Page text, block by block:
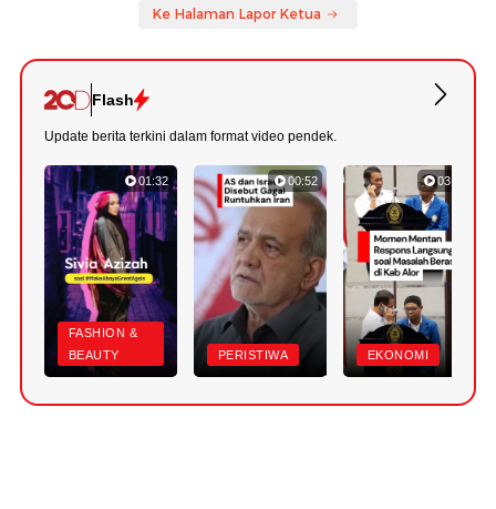
Ke Halaman Lapor Ketua
Flash
Update berita terkini dalam format video pendek.
01:32
FASHION &
BEAUTY
00:52
PERISTIWA
03:22
EKONOMI